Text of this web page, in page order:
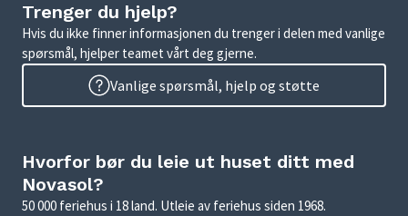
Trenger du hjelp?
Hvis du ikke finner informasjonen du trenger i delen med vanlige
spørsmål, hjelper teamet vårt deg gjerne.
Vanlige spørsmål, hjelp og støtte
Hvorfor bør du leie ut huset ditt med
Novasol?
50 000 feriehus i 18 land. Utleie av feriehus siden 1968.